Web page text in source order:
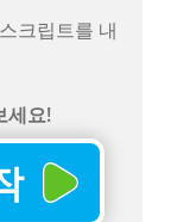
크립트를 내
세요!